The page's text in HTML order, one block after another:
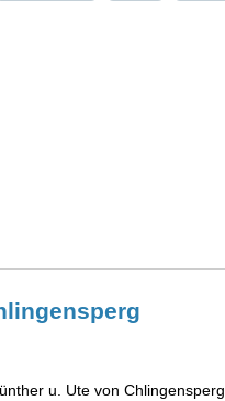
u. Ute von Chlingensperg